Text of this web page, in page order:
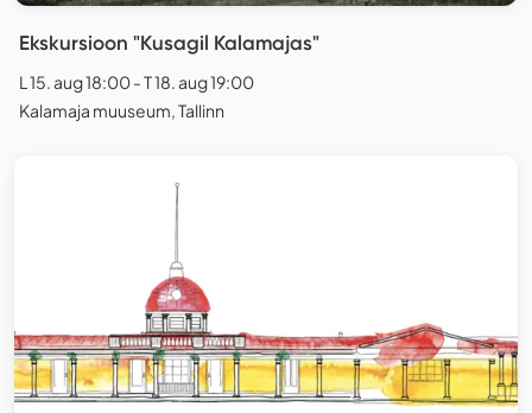
Ekskursioon "Kusagil Kalamajas"
L 15. aug 18:00 - T 18. aug 19:00
Kalamaja muuseum, Tallinn